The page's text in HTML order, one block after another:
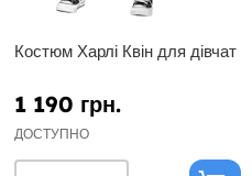
Костюм Харлі Квін для дівчат
1 190 грн.
ДОСТУПНО